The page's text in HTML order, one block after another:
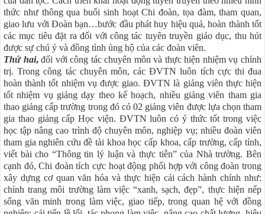
thức như thông qua buổi sinh hoạt Chi đoàn, tọa đàm, tham quan,
giao lưu với Đoàn bạn…bước đầu phát huy hiệu quả, hoàn thành tốt
các mục tiêu đặt ra đối với công tác tuyên truyền giáo dục, thu hút
được sự chú ý và đồng tình ủng hộ của các đoàn viên.
Thứ hai,đối với công tác chuyên môn và thực hiện nhiệm vụ chính
trị. Trong công tác chuyên môn, các ĐVTN luôn tích cực thi đua
hoàn thành tốt nhiệm vụ được giao. ĐVTN là giảng viên thực hiện
tốt nhiệm vụ giảng dạy theo kế hoạch, nhiều giảng viên tham gia
thao giảng cấp trường trong đó có 02 giảng viên được lựa chọn tham
gia thao giảng cấp Học viện. ĐVTN luôn có ý thức tốt trong việc
học tập nâng cao trình độ chuyên môn, nghiệp vụ; nhiều đoàn viên
tham gia nghiên cứu đề tài khoa học cấp khoa, cấp trường, cấp tỉnh,
viết bài cho “Thông tin lý luận và thực tiễn” của Nhà trường. Bên
cạnh đó, Chi đoàn tích cực hoạt động phối hợp với công đoàn trong
xây dựng cơ quan văn hóa và thực hiện cải cách hành chính như:
chỉnh trang môi trường làm việc “xanh, sạch, đẹp”, thực hiện nếp
sống văn minh trong làm việc, giao tiếp, trong quan hệ với đồng